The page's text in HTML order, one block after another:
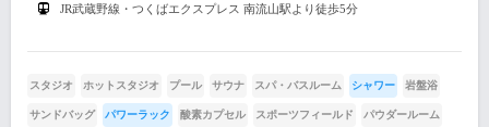
JR武蔵野線・つくばエクスプレス 南流山駅より徒歩5分
スタジオ ホットスタジオ プール サウナ スパ・バスルーム シャワー 岩盤浴
サンドバッグ パワーラック 酸素カプセル スポーツフィールド パウダールーム